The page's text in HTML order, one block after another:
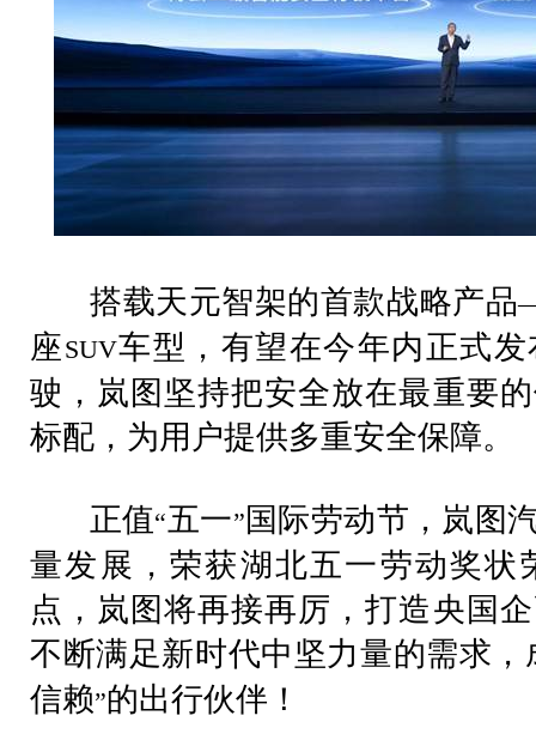
搭载天元智架的首款战略产品
座SUV车型，有望在今年内正式
驶，岚图坚持把安全放在最重要
标配，为用户提供多重安全保障。
正值“五一” 国际劳动节，岚图
量发展，荣获湖北五一劳动奖状
点，岚图将再接再厉，打造央国
不断满足新时代中坚力量的需求，
信赖”的出行伙伴！